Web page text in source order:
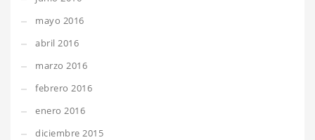
mayo 2016
abril 2016
marzo 2016
febrero 2016
enero 2016
diciembre 2015